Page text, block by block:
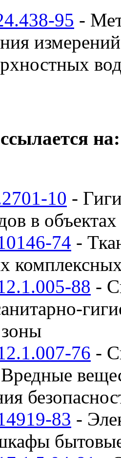
95 -
на:
10 -
в
74 -
88 -
76 -
83 -